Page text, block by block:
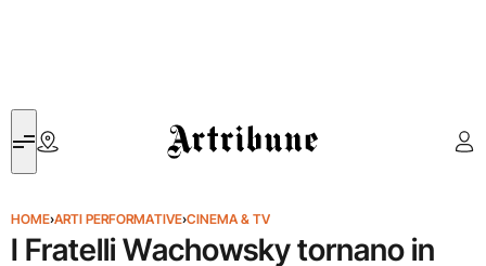
Artribune
HOME›ARTI PERFORMATIVE›CINEMA & TV
I Fratelli Wachowsky tornano in